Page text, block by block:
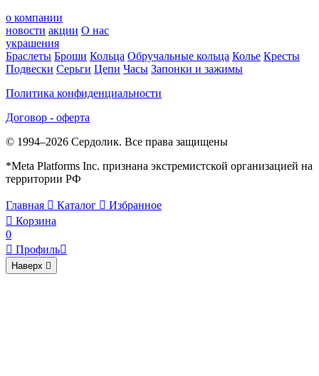
о компании
новости акции О нас
украшения
Браслеты Броши Кольца Обручальные кольца Колье Кресты
Подвески Серьги Цепи Часы Запонки и зажимы
Политика конфиденциальности
Договор - оферта
© 1994–2026 Сердолик. Все права защищены
*Meta Platforms Inc. признана экстремистской организацией на
территории РФ
Главная  Каталог  Избранное
 Корзина
0
 Профиль
Наверх 